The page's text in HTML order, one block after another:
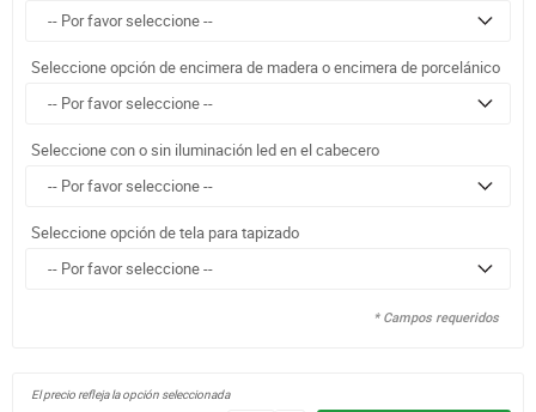
Seleccione opción de encimera de madera o encimera de porcelánico
Seleccione con o sin iluminación led en el cabecero
Seleccione opción de tela para tapizado
* Campos requeridos
El precio refleja la opción seleccionada